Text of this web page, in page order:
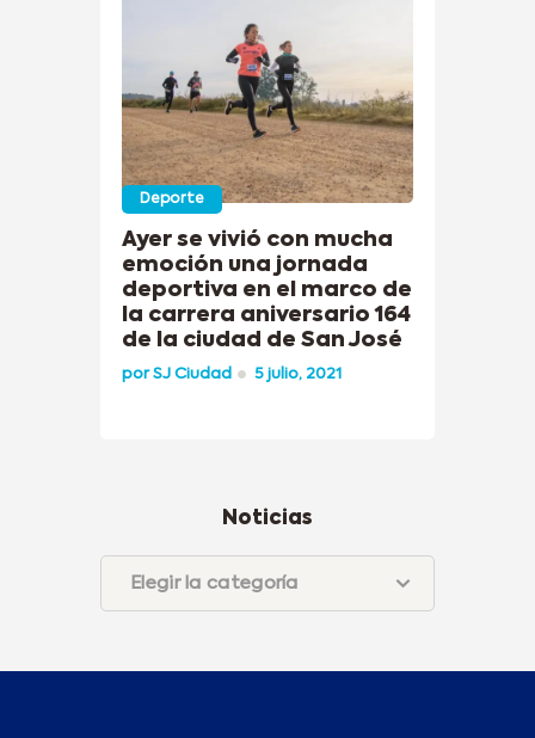
Deporte
Ayer se vivió con mucha
emoción una jornada
deportiva en el marco de
la carrera aniversario 164
de la ciudad de San José
porSJ Ciudad 5 julio, 2021
Noticias